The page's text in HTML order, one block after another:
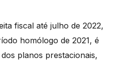
fiscal até julho de 2022,
homólogo de 2021, é
planos prestacionais,